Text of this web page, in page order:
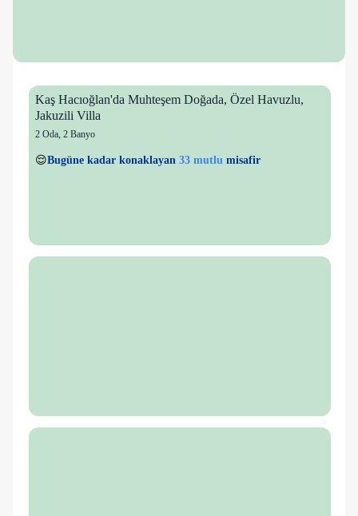
Kaş Hacıoğlan'da Muhteşem Doğada, Özel Havuzlu,
Jakuzili Villa
2 Oda, 2 Banyo
👀Son 1 saatte33 kişigörüntüledi